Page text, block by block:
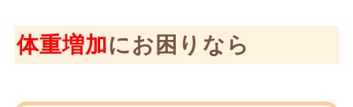
体重増加にお困りなら